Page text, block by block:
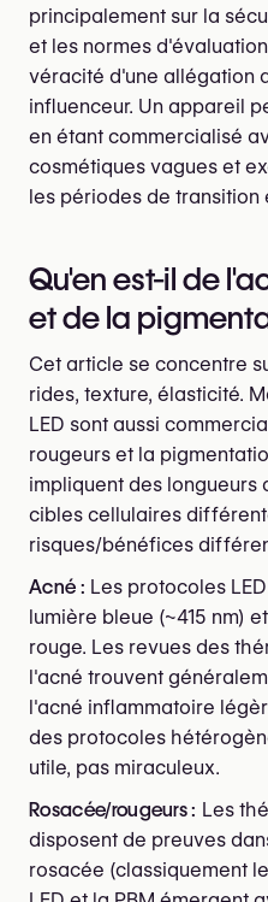
principalement sur la
et les normes
véracité d'une allégation
influenceur. Un appareil
en étant commercialisé
cosmétiques vagues et
les périodes de transition
Qu'en est-il de
et de la
Cet article se concentre
rides, texture, élasticité.
LED sont aussi
rougeurs et la
impliquent des
cibles cellulaires
risques/bénéfices
Acné : Les protocoles
lumière bleue (~415 nm)
rouge. Les revues des
l'acné trouvent
l'acné inflammatoire
des protocoles
utile, pas miraculeux.
Rosacée/rougeurs : Les
disposent de preuves
rosacée (classiquement